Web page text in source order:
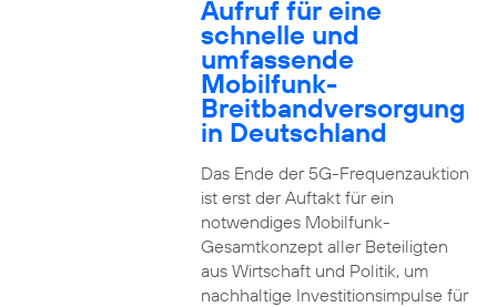
Aufruf für eine
schnelle und
umfassende
Mobilfunk-
Breitbandversorgung
in Deutschland
Das Ende der 5G-Frequenzauktion
ist erst der Auftakt für ein
notwendiges Mobilfunk-
Gesamtkonzept aller Beteiligten
aus Wirtschaft und Politik, um
nachhaltige Investitionsimpulse für